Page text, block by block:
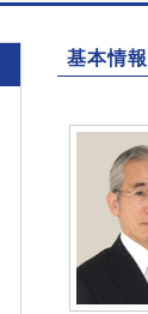
基本情報